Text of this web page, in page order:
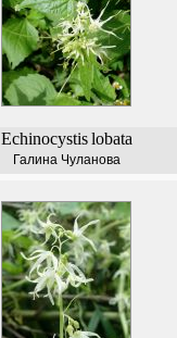
Echinocystis lobata
Галина Чуланова